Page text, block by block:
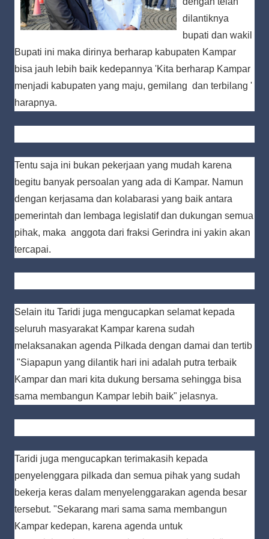
dilantiknya
bupati dan wakil
Bupati ini maka dirinya berharap kabupaten Kampar
bisa jauh lebih baik kedepannya 'Kita berharap Kampar
menjadi kabupaten yang maju, gemilang dan terbilang '
harapnya.
Tentu saja ini bukan pekerjaan yang mudah karena
begitu banyak persoalan yang ada di Kampar. Namun
dengan kerjasama dan kolabarasi yang baik antara
pemerintah dan lembaga legislatif dan dukungan semua
pihak, maka anggota dari fraksi Gerindra ini yakin akan
tercapai.
Selain itu Taridi juga mengucapkan selamat kepada
seluruh masyarakat Kampar karena sudah
melaksanakan agenda Pilkada dengan damai dan tertib
"Siapapun yang dilantik hari ini adalah putra terbaik
Kampar dan mari kita dukung bersama sehingga bisa
sama membangun Kampar lebih baik" jelasnya.
Taridi juga mengucapkan terimakasih kepada
penyelenggara pilkada dan semua pihak yang sudah
bekerja keras dalam menyelenggarakan agenda besar
tersebut. "Sekarang mari sama sama membangun
Kampar kedepan, karena agenda untuk